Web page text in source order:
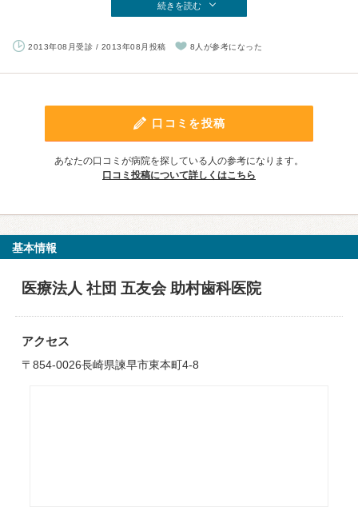
続きを読む
2013年08月受診 / 2013年08月投稿 8人が参考になった
口コミを投稿
あなたの口コミが病院を探している人の参考になります。
口コミ投稿について詳しくはこちら
基本情報
医療法人 社団 五友会 助村歯科医院
アクセス
〒854-0026長崎県諫早市東本町4-8